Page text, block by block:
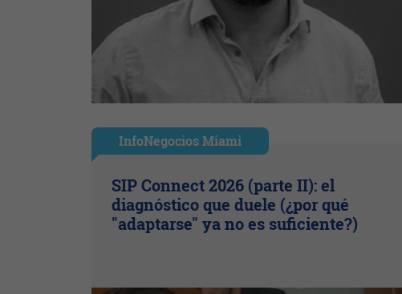
InfoNegocios Miami
SIP Connect 2026 (parte II): el
diagnóstico que duele (¿por qué
"adaptarse" ya no es suficiente?)